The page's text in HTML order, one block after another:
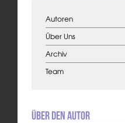
Autoren
Über Uns
Archiv
Team
Über den Autor